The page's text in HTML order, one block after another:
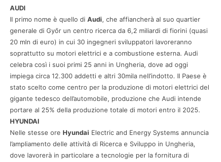
AUDI
Il primo nome è quello di Audi, che affiancherà al suo quartier
generale di Győr un centro ricerca da 6,2 miliardi di fiorini (quasi
20 mln di euro) in cui 30 ingegneri sviluppatori lavoreranno
soprattutto su motori elettrici e a combustione esterna. Audi
celebra così i suoi primi 25 anni in Ungheria, dove ad oggi
impiega circa 12.300 addetti e altri 30mila nell’indotto. Il Paese è
stato scelto come centro per la produzione di motori elettrici del
gigante tedesco dell’automobile, produzione che Audi intende
portare al 25% della produzione totale di motori entro il 2025.
HYUNDAI
Nelle stesse ore Hyundai Electric and Energy Systems annuncia
l’ampliamento delle attività di Ricerca e Sviluppo in Ungheria,
dove lavorerà in particolare a tecnologie per la fornitura di